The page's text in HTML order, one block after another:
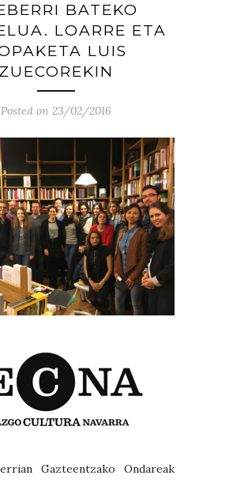
BATEKO
LOARRE ETA
LUIS
ZUECOREKIN
Posted on 23/02/2016
Gazteentzako Ondareak